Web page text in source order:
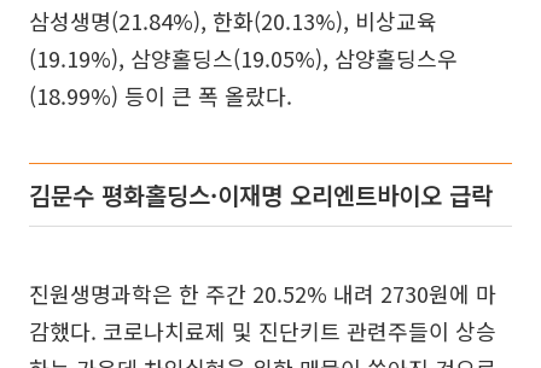
삼성생명(21.84%), 한화(20.13%), 비상교육
(19.19%), 삼양홀딩스(19.05%), 삼양홀딩스우
(18.99%) 등이 큰 폭 올랐다.
김문수 평화홀딩스·이재명 오리엔트바이오 급락
진원생명과학은 한 주간 20.52% 내려 2730원에 마
감했다. 코로나치료제 및 진단키트 관련주들이 상승